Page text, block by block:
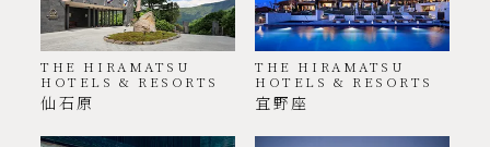
THE HIRAMATSU
HOTELS & RESORTS
仙石原
THE HIRAMATSU
HOTELS & RESORTS
宜野座